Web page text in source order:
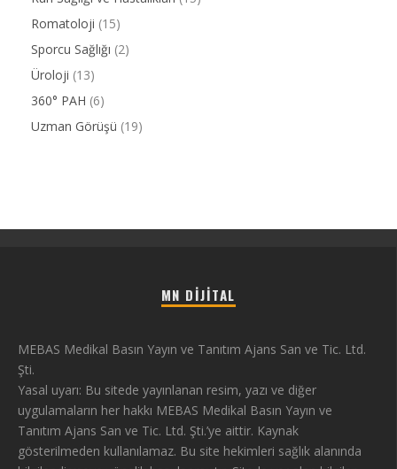
Romatoloji (15)
Sporcu Sağlığı (2)
Üroloji (13)
360° PAH (6)
Uzman Görüşü (19)
MN DIJITAL
MEBAS Medikal Basın Yayın ve Tanıtım Ajans San ve Tic. Ltd.
Şti.
Yasal uyarı: Bu sitede yayınlanan resim, yazı ve diğer
uygulamaların her hakkı MEBAS Medikal Basın Yayın ve
Tanıtım Ajans San ve Tic. Ltd. Şti.’ye aittir. Kaynak
gösterilmeden kullanılamaz. Bu site hekimleri sağlık alanında